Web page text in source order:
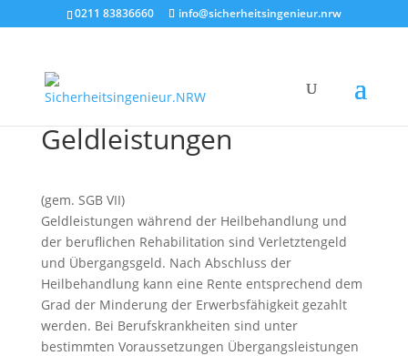
0211 83836660 info@sicherheitsingenieur.nrw
Geldleistungen
(gem. SGB VII)
Geldleistungen während der Heilbehandlung und
der beruflichen Rehabilitation sind Verletztengeld
und Übergangsgeld. Nach Abschluss der
Heilbehandlung kann eine Rente entsprechend dem
Grad der Minderung der Erwerbsfähigkeit gezahlt
werden. Bei Berufskrankheiten sind unter
bestimmten Voraussetzungen Übergangsleistungen